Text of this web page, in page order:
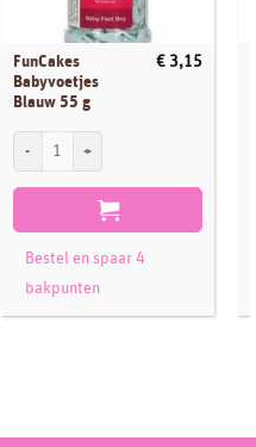
FunCakes
Babyvoetjes
Blauw 55 g
€ 3,15
FunCakes Babyvoetjes Blauw 55 g aantal
Bestel en spaar 4
bakpunten